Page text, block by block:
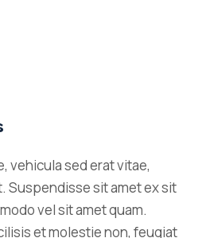
vehicula sed erat vitae,
Suspendisse sit amet ex sit
vel sit amet quam.
et molestie non, feugiat